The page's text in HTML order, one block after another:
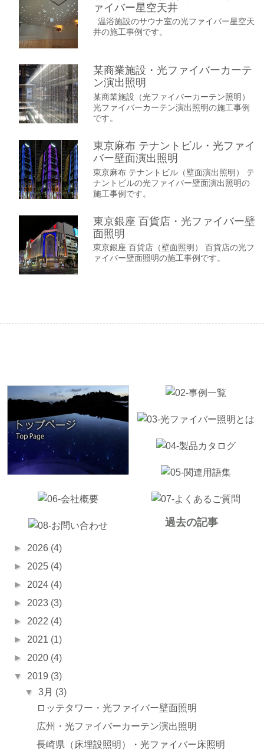
ァイバー星空天井
温浴施設のサウナ室の光ファイバー星空天
井の施工事例です。
某商業施設・光ファイバーカーテ
ン演出照明
某商業施設（光ファイバーカーテン照明）
光ファイバーカーテン演出照明の施工事例
です。
東京麻布 テナントビル・光ファイ
バー壁面演出照明
東京麻布 テナントビル（壁面演出照明） テ
ナントビルの光ファイバー壁面演出照明の
施工事例です。
東京銀座 百貨店・光ファイバー壁
面照明
東京銀座 百貨店（壁面照明） 百貨店の光フ
ァイバー壁面照明の施工事例です。
過去の記事
► 2026 (4)
► 2025 (4)
► 2024 (4)
► 2023 (3)
► 2022 (4)
► 2021 (1)
► 2020 (4)
▼ 2019 (3)
▼ 3月 (3)
ロッテタワー・光ファイバー壁面照明
広州・光ファイバーカーテン演出照明
長崎県（床埋設照明）・光ファイバー床照明